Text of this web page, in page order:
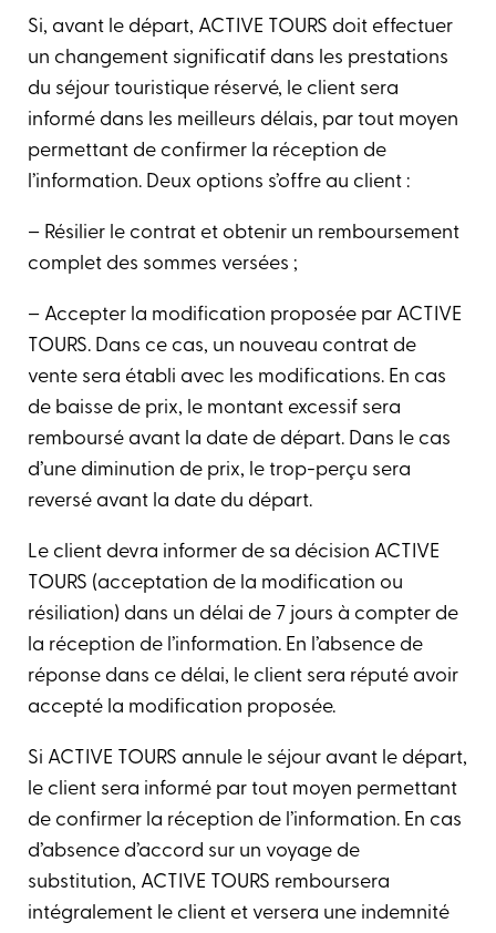
Si, avant le départ, ACTIVE TOURS doit effectuer
un changement significatif dans les prestations
du séjour touristique réservé, le client sera
informé dans les meilleurs délais, par tout moyen
permettant de confirmer la réception de
l’information. Deux options s’offre au client :
– Résilier le contrat et obtenir un remboursement
complet des sommes versées ;
– Accepter la modification proposée par ACTIVE
TOURS. Dans ce cas, un nouveau contrat de
vente sera établi avec les modifications. En cas
de baisse de prix, le montant excessif sera
remboursé avant la date de départ. Dans le cas
d’une diminution de prix, le trop-perçu sera
reversé avant la date du départ.
Le client devra informer de sa décision ACTIVE
TOURS (acceptation de la modification ou
résiliation) dans un délai de 7 jours à compter de
la réception de l’information. En l’absence de
réponse dans ce délai, le client sera réputé avoir
accepté la modification proposée.
Si ACTIVE TOURS annule le séjour avant le départ,
le client sera informé par tout moyen permettant
de confirmer la réception de l’information. En cas
d’absence d’accord sur un voyage de
substitution, ACTIVE TOURS remboursera
intégralement le client et versera une indemnité